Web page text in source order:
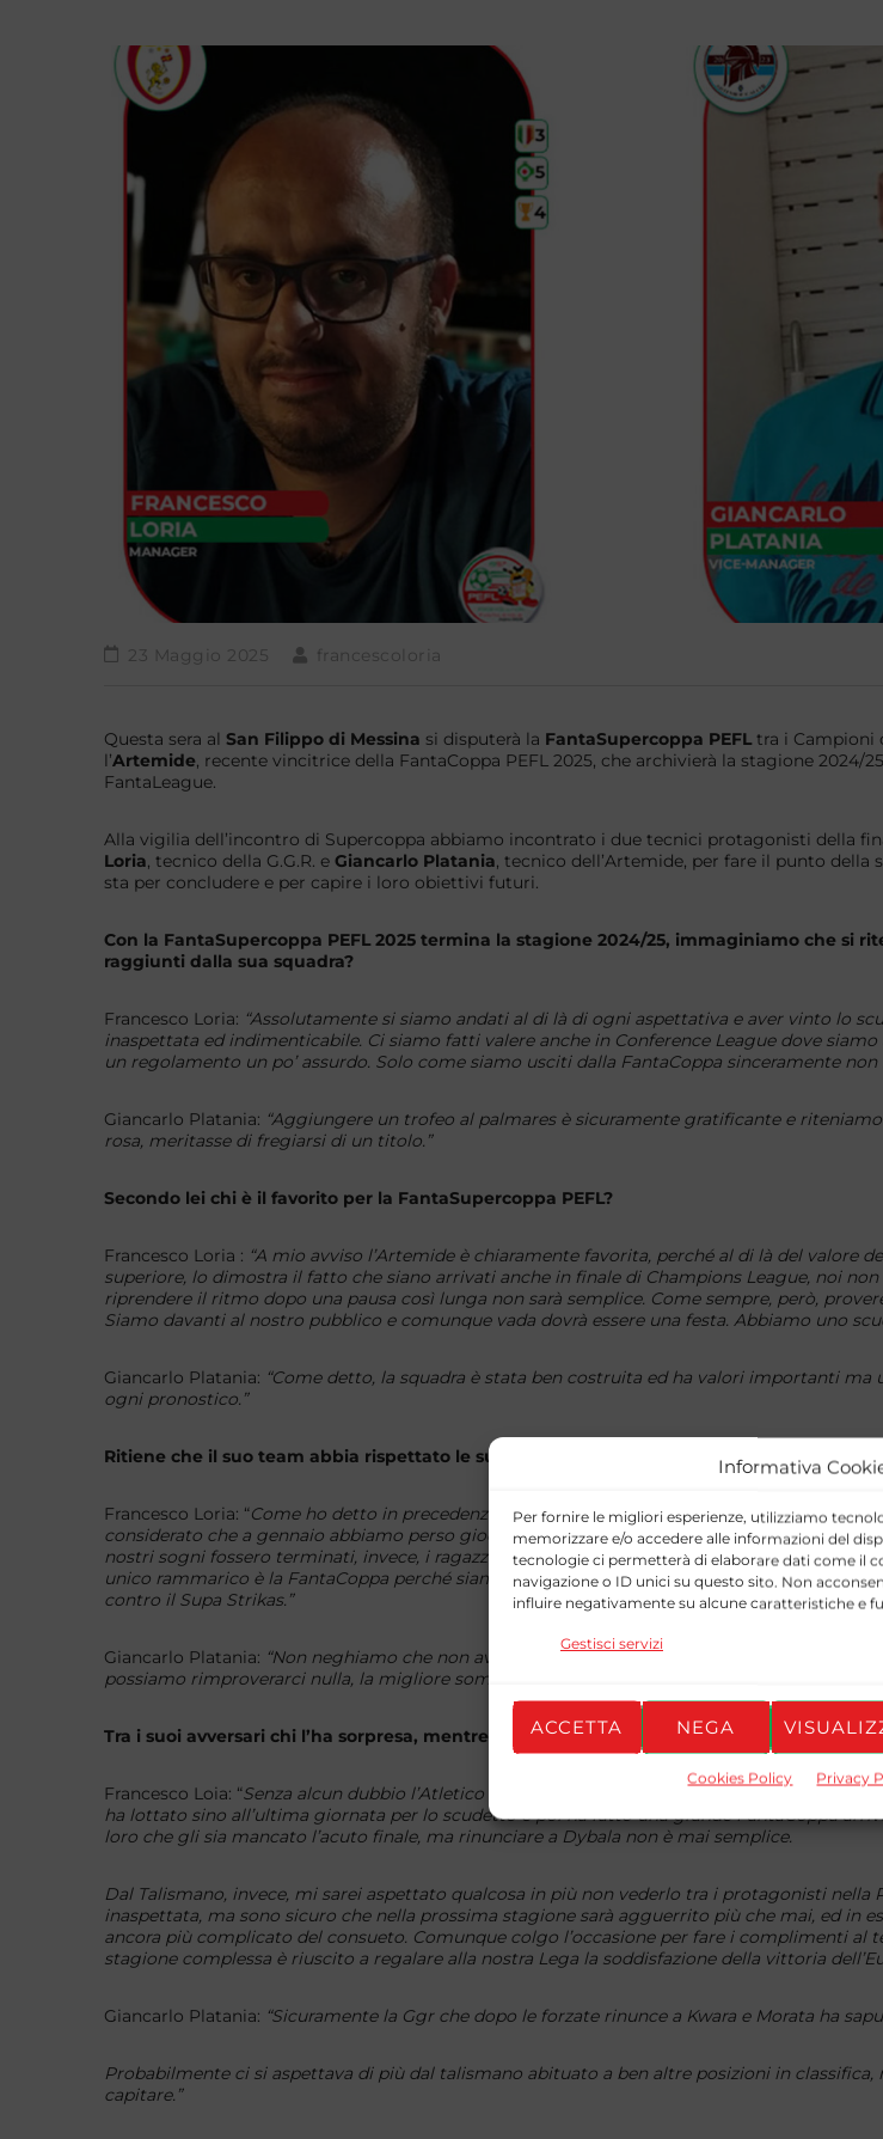
Informativa
Per fornire le migliori esperienze, utilizziamo
memorizzare e/o accedere alle informazioni del
tecnologie ci permetterà di elaborare dati come il
navigazione o ID unici su questo sito. Non
influire negativamente su alcune caratteristiche e
Gestisci servizi
ACCETTA NEGA
Cookies Policy Privacy
23 Maggio 2025 francescoloria
Questa sera al San Filippo di Messina si disputerà la FantaSupercoppa PEFL tra i Campioni
l’Artemide, recente vincitrice della FantaCoppa PEFL 2025, che archivierà la stagione 2024/
FantaLeague.
Alla vigilia dell’incontro di Supercoppa abbiamo incontrato i due tecnici protagonisti della
Loria, tecnico della G.G.R. e Giancarlo Platania, tecnico dell’Artemide, per fare il punto della
sta per concludere e per capire i loro obiettivi futuri.
Con la FantaSupercoppa PEFL 2025 termina la stagione 2024/25, immaginiamo che si
raggiunti dalla sua squadra?
Francesco Loria: “Assolutamente si siamo andati al di là di ogni aspettativa e aver vinto lo
inaspettata ed indimenticabile. Ci siamo fatti valere anche in Conference League dove
un regolamento un po’ assurdo. Solo come siamo usciti dalla FantaCoppa sinceramente
Giancarlo Platania: “Aggiungere un trofeo al palmares è sicuramente gratificante e riteniamo
rosa, meritasse di fregiarsi di un titolo.”
Secondo lei chi è il favorito per la FantaSupercoppa PEFL?
Francesco Loria : “A mio avviso l’Artemide è chiaramente favorita, perché al di là del valore
superiore, lo dimostra il fatto che siano arrivati anche in finale di Champions League, noi
riprendere il ritmo dopo una pausa così lunga non sarà semplice. Come sempre, però,
Siamo davanti al nostro pubblico e comunque vada dovrà essere una festa. Abbiamo uno
Giancarlo Platania: “Come detto, la squadra è stata ben costruita ed ha valori importanti ma
ogni pronostico.”
Ritiene che il suo team abbia rispettato le sue aspettative o ha qualche rimpianto?
Francesco Loria: “Come ho detto in precedenza ritengo che quest’anno i miei ragazzi
considerato che a gennaio abbiamo perso giocatori del calibro di Kvaratskhelia e Morata.
nostri sogni fossero terminati, invece, i ragazzi si sono compattati ancora di più e hanno
unico rammarico è la FantaCoppa perché siamo partiti bene, ma poi abbiamo rovinato tutto
contro il Supa Strikas.”
Giancarlo Platania: “Non neghiamo che non aver centrato nemmeno il podio abbia lasciato
possiamo rimproverarci nulla, la migliore somma punti ne è la dimostrazione.”
Tra i suoi avversari chi l’ha sorpresa, mentre da chi si attendeva di più?
Francesco Loia: “Senza alcun dubbio l’Atletico Franconia. Devo fare i miei più sinceri
ha lottato sino all’ultima giornata per lo scudetto e poi ha fatto una grande FantaCoppa
loro che gli sia mancato l’acuto finale, ma rinunciare a Dybala non è mai semplice.
Dal Talismano, invece, mi sarei aspettato qualcosa in più non vederlo tra i protagonisti nella
inaspettata, ma sono sicuro che nella prossima stagione sarà agguerrito più che mai, ed in
ancora più complicato del consueto. Comunque colgo l’occasione per fare i complimenti al
stagione complessa è riuscito a regalare alla nostra Lega la soddisfazione della vittoria
Giancarlo Platania: “Sicuramente la Ggr che dopo le forzate rinunce a Kwara e Morata ha
Probabilmente ci si aspettava di più dal talismano abituato a ben altre posizioni in
capitare.”